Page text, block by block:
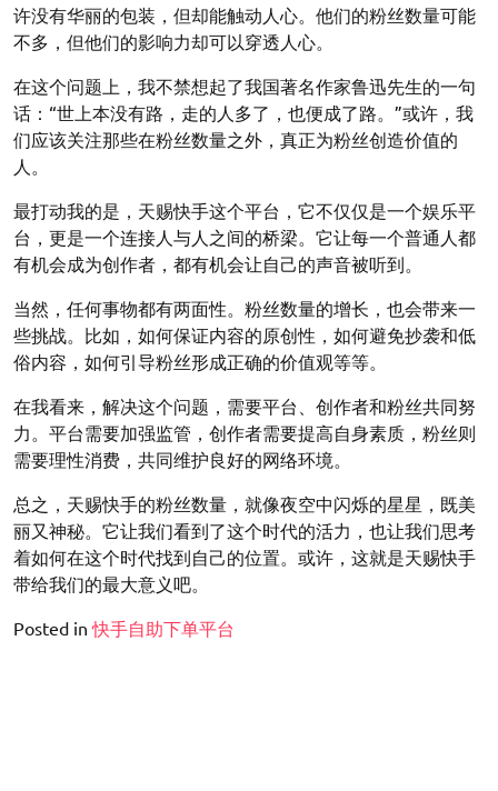
许没有华丽的包装，但却能触动人心。他们的粉丝数量可能
不多，但他们的影响力却可以穿透人心。
在这个问题上，我不禁想起了我国著名作家鲁迅先生的一句
话：“世上本没有路，走的人多了，也便成了路。”或许，我
们应该关注那些在粉丝数量之外，真正为粉丝创造价值的
人。
最打动我的是，天赐快手这个平台，它不仅仅是一个娱乐平
台，更是一个连接人与人之间的桥梁。它让每一个普通人都
有机会成为创作者，都有机会让自己的声音被听到。
当然，任何事物都有两面性。粉丝数量的增长，也会带来一
些挑战。比如，如何保证内容的原创性，如何避免抄袭和低
俗内容，如何引导粉丝形成正确的价值观等等。
在我看来，解决这个问题，需要平台、创作者和粉丝共同努
力。平台需要加强监管，创作者需要提高自身素质，粉丝则
需要理性消费，共同维护良好的网络环境。
总之，天赐快手的粉丝数量，就像夜空中闪烁的星星，既美
丽又神秘。它让我们看到了这个时代的活力，也让我们思考
着如何在这个时代找到自己的位置。或许，这就是天赐快手
带给我们的最大意义吧。
Posted in快手自助下单平台